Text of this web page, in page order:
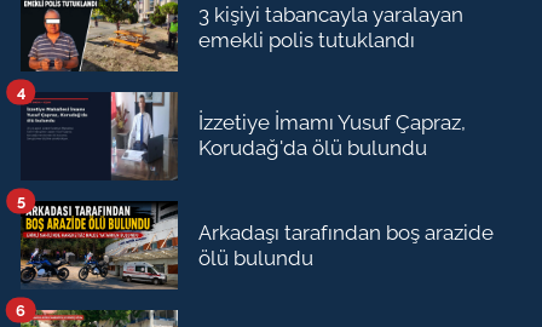
3 kişiyi tabancayla yaralayan
emekli polis tutuklandı
İzzetiye İmamı Yusuf Çapraz,
Korudağ'da ölü bulundu
4
Arkadaşı tarafından boş arazide
ölü bulundu
5
6